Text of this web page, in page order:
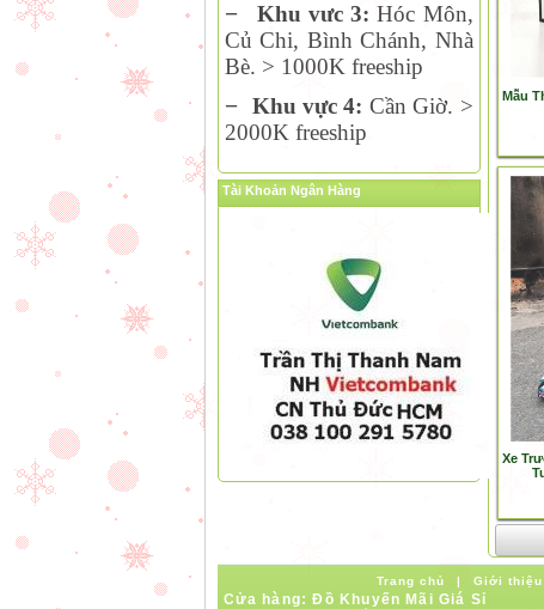
Mẫu
Xe
−
Khu vưc 3:Hóc Môn,
Củ Chi, Bình Chánh, Nhà
Bè. > 1000K freeship
− Khu vực 4: Cần Giờ. >
2000K freeship
Tài Khoản Ngân Hàng
Trang chủ Giới thiệu
Cửa hàng: Đồ Khuyến Mãi Giá Sỉ